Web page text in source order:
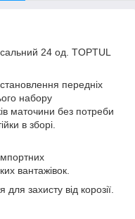
24 од. TOPTUL
передніх
набору
маточини без потреби
в зборі.
вантажівок.
захисту від корозії.